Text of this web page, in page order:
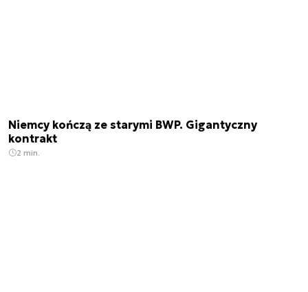
Niemcy kończą ze starymi BWP. Gigantyczny
kontrakt
2 min.